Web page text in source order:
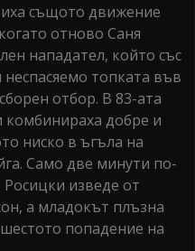
същото движение
отново Саня
нападател, който със
топката във
отбор. В 83-ата
добре и
ниско в ъгъла на
Само две минути по-
изведе от
а младокът плъзна
попадение на